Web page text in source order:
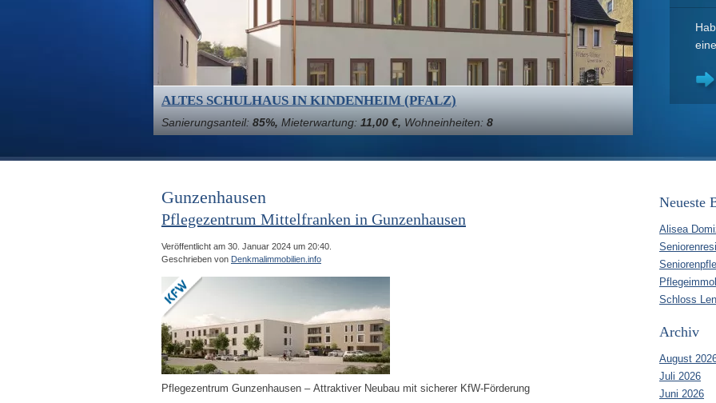
WOHNEN IM FABRIKLOFT IN MERSEBURG
Sanierungsanteil: 70%, Mieterwartung: 10,00 - 11,00 €,Wohneinheiten:
Gunzenhausen
Pflegezentrum Mittelfranken in Gunzenhausen
Veröffentlicht am 30. Januar 2024 um 20:40.
Geschrieben von Denkmalimmobilien.info
Pflegezentrum Gunzenhausen – Attraktiver Neubau mit sicherer KfW-Förderung
Neueste
Alisea
Schloss
Archiv
August
Juli 2026
Juni 2026